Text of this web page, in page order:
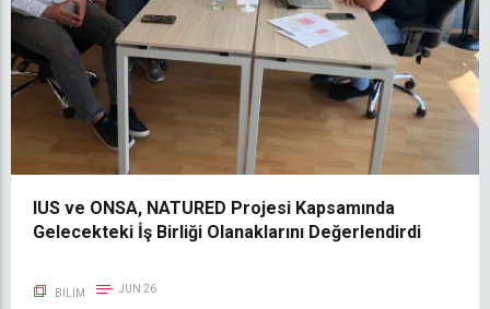
IUS ve ONSA, NATURED Projesi Kapsamında
Gelecekteki İş Birliği Olanaklarını Değerlendirdi
BILIM JUN 26